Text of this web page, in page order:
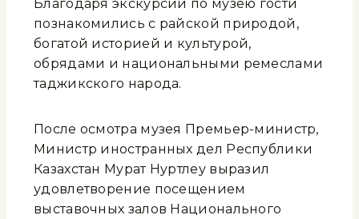
Благодаря экскурсии по музею гости
познакомились с райской природой,
богатой историей и культурой,
обрядами и национальными ремеслами
таджикского народа.
После осмотра музея Премьер-министр,
Министр иностранных дел Республики
Казахстан Мурат Нуртлеу выразил
удовлетворение посещением
выставочных залов Национального